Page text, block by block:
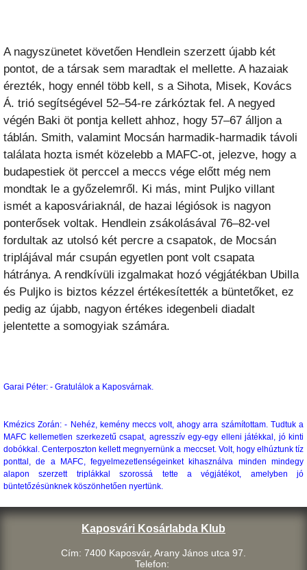
A nagyszünetet követően Hendlein szerzett újabb két
pontot, de a társak sem maradtak el mellette. A hazaiak
érezték, hogy ennél több kell, s a Sihota, Misek, Kovács
Á. trió segítségével 52–54-re zárkóztak fel. A negyed
végén Baki öt pontja kellett ahhoz, hogy 57–67 álljon a
táblán. Smith, valamint Mocsán harmadik-harmadik távoli
találata hozta ismét közelebb a MAFC-ot, jelezve, hogy a
budapestiek öt perccel a meccs vége előtt még nem
mondtak le a győzelemről. Ki más, mint Puljko villant
ismét a kaposváriaknál, de hazai légiósok is nagyon
ponterősek voltak. Hendlein zsákolásával 76–82-vel
fordultak az utolsó két percre a csapatok, de Mocsán
triplájával már csupán egyetlen pont volt csapata
hátránya. A rendkívüli izgalmakat hozó végjátékban Ubilla
és Puljko is biztos kézzel értékesítették a büntetőket, ez
pedig az újabb, nagyon értékes idegenbeli diadalt
jelentette a somogyiak számára.
Garai Péter: - Gratulálok a Kaposvárnak.
Kmézics Zorán: - Nehéz, kemény meccs volt, ahogy arra számítottam. Tudtuk a
MAFC kellemetlen szerkezetű csapat, agresszív egy-egy elleni játékkal, jó kinti
dobókkal. Centerposzton kellett megnyernünk a meccset. Volt, hogy elhúztunk tíz
ponttal, de a MAFC, fegyelmezetlenségeinket kihasználva minden mindegy
alapon szerzett triplákkal szorossá tette a végjátékot, amelyben jó
büntetőzésünknek köszönhetően nyertünk.
Kaposvári Kosárlabda Klub
Cím: 7400 Kaposvár, Arany János utca 97.
Telefon: